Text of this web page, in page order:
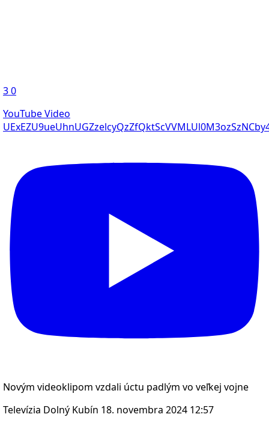
30
YouTube Video
Novým videoklipom vzdali úctu padlým vo veľkej vojne
Televízia Dolný Kubín 18. novembra 2024 12:57